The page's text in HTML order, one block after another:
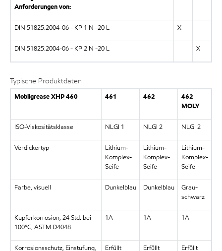
Anforderungen von:
DIN 51825:2004-06 - KP 1 N -20 L X
DIN 51825:2004-06 - KP 2 N -20 L X
Typische Produktdaten
Mobilgrease XHP 460 461 462
462
MOLY
ISO-Viskositätsklasse NLGI 1 NLGI 2 NLGI 2
Verdickertyp
Lithium-
Komplex-
Seife
Lithium-
Komplex-
Seife
Lithium-
Komplex-
Seife
Farbe, visuell Dunkelblau Dunkelblau
Grau-
schwarz
Kupferkorrosion, 24 Std. bei
100°C, ASTM D4048
1A 1A 1A
Korrosionsschutz, Einstufung,
Erfüllt Erfüllt Erfüllt